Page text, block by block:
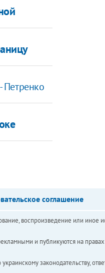
соглашение
воспроизведение или иное
и публикуются на правах
законодательству,